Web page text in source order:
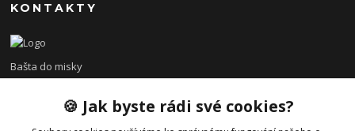
KONTAKTY
Bašta do misky
+420 608 479 610
po - pá 8:00 - 15:00
🍪 Jak byste rádi své cookies?